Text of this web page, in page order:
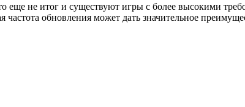
еще не итог и существуют игры с более высокими
обновления может дать значительное